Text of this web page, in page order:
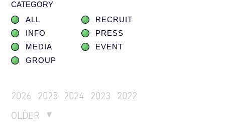
CATEGORY
ALL
RECRUIT
INFO
PRESS
MEDIA
EVENT
GROUP
2026 2025 2024 2023
2022
OLDER